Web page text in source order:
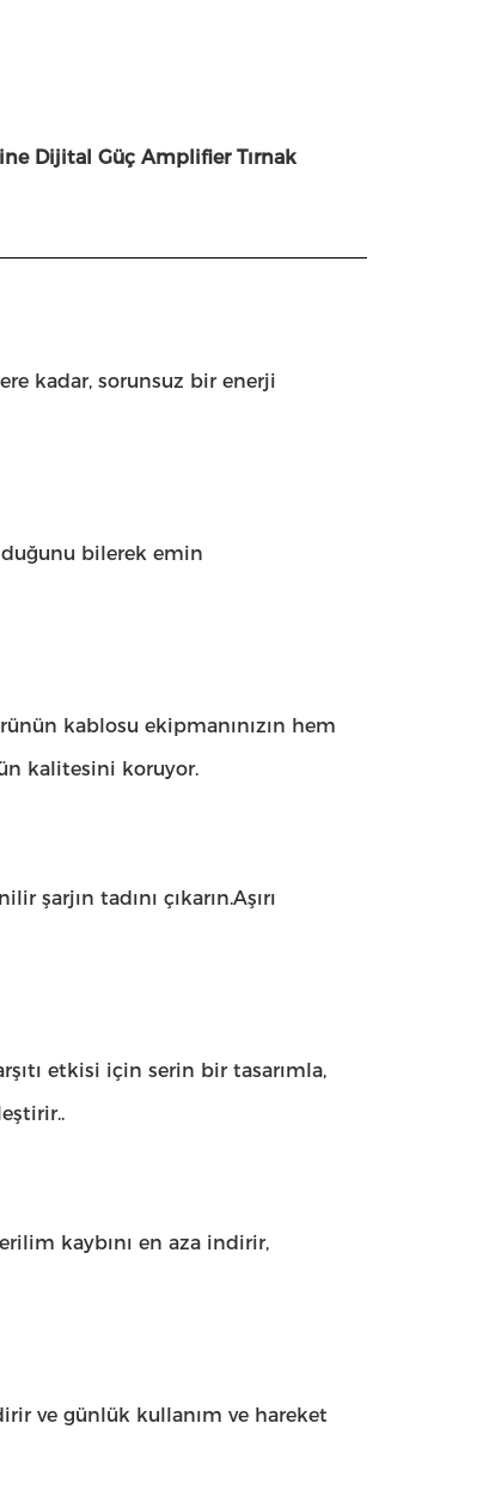
Dijital Güç Amplifier Tırnak
kadar, sorunsuz bir enerji
bilerek emin
kablosu ekipmanınızın hem
kalitesini koruyor.
şarjın tadını çıkarın.Aşırı
etkisi için serin bir tasarımla,
kaybını en aza indirir,
ve günlük kullanım ve hareket